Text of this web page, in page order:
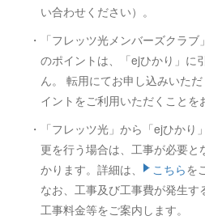
い合わせください）。
・「フレッツ光メンバーズクラブ
のポイントは、「ejひかり」に
ん。 転用にてお申し込みいた
イントをご利用いただくことを
・「フレッツ光」から「ejひかり
更を行う場合は、工事が必要と
かります。詳細は、
こちらを
なお、工事及び工事費が発生す
工事料金等をご案内します。